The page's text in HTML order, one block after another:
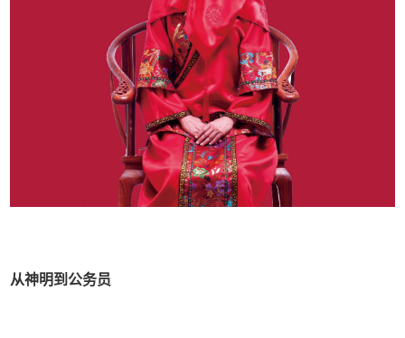
从神明到公务员